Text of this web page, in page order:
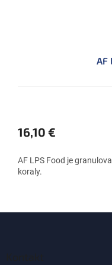
AF
16,10 €
AF LPS Food je
koraly.